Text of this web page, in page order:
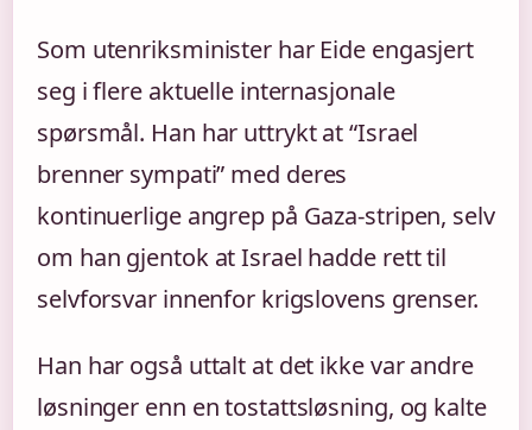
Som utenriksminister har Eide engasjert
seg i flere aktuelle internasjonale
spørsmål. Han har uttrykt at “Israel
brenner sympati” med deres
kontinuerlige angrep på Gaza-stripen, selv
om han gjentok at Israel hadde rett til
selvforsvar innenfor krigslovens grenser.
Han har også uttalt at det ikke var andre
løsninger enn en tostattsløsning, og kalte